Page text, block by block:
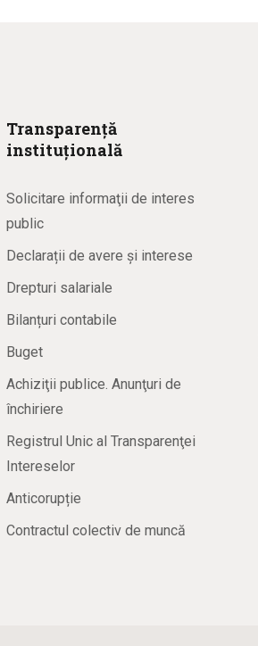
Transparență
instituțională
Solicitare informaţii de interes
public
Declarații de avere și interese
Drepturi salariale
Bilanțuri contabile
Buget
Achiziţii publice. Anunţuri de
închiriere
Registrul Unic al Transparenţei
Intereselor
Anticorupție
Contractul colectiv de muncă